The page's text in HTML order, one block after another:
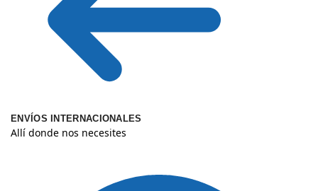
ENVÍOS INTERNACIONALES
Allí donde nos necesites